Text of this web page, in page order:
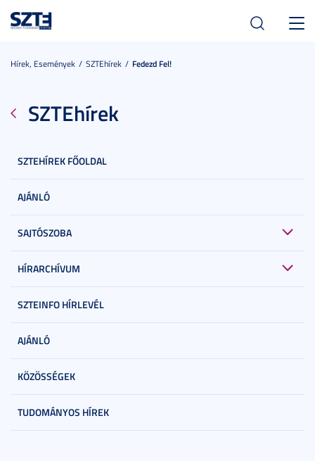
Hírek, Események SZTEhírek Fedezd Fel!
SZTEhírek
SZTEHÍREK FŐOLDAL
AJÁNLÓ
SAJTÓSZOBA
HÍRARCHÍVUM
SZTEINFO HÍRLEVÉL
AJÁNLÓ
KÖZÖSSÉGEK
TUDOMÁNYOS HÍREK